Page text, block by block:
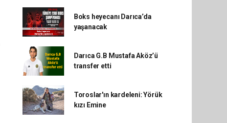
Boks heyecanı Darıca’da
yaşanacak
Darıca G.B Mustafa Aköz’ü
transfer etti
Toroslar'ın kardeleni: Yörük
kızı Emine